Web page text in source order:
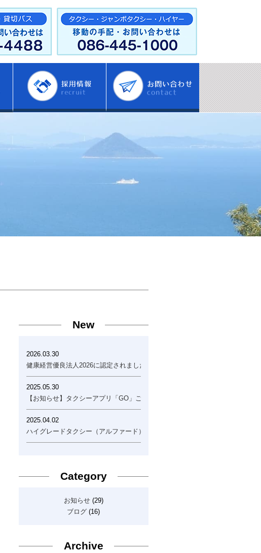
New
2026.03.30
健康経営優良法人2026に認定されました！
2025.05.30
【お知らせ】タクシーアプリ「GO」ご利用開始について
2025.04.02
ハイグレードタクシー（アルファード）運行開始のお知らせ
Category
お知らせ(29)
ブログ (16)
Archive